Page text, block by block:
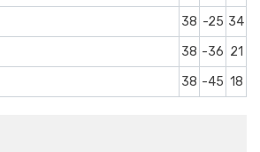
38 -25 34
38 -36 21
38 -45 18